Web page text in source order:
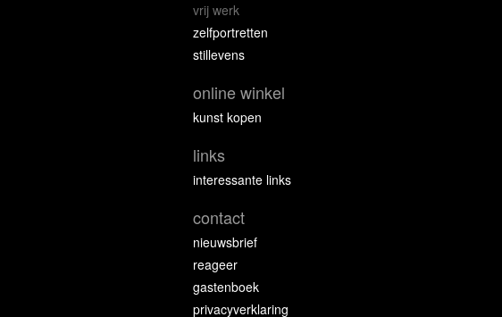
vrij werk
zelfportretten
stillevens
online winkel
kunst kopen
links
interessante links
contact
nieuwsbrief
reageer
gastenboek
privacyverklaring